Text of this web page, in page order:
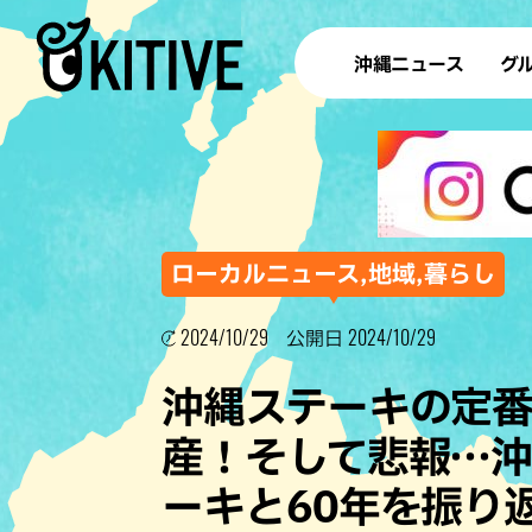
沖縄ニュース グ
ラ
テイ
すし
ステー
その他
ブッフェ
ローカルニュース,地域,暮らし
2024/10/29 公開日 2024/10/29
沖縄ステーキの定
産！そして悲報…
ーキと60年を振り